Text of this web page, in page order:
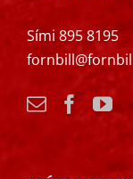
Sími 895 8195